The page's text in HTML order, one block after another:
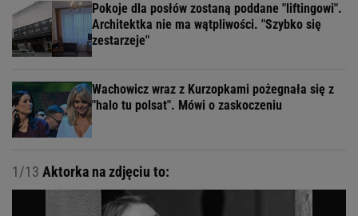
Pokoje dla posłów zostaną poddane "liftingowi".
Architektka nie ma wątpliwości. "Szybko się
zestarzeje"
Wachowicz wraz z Kurzopkami pożegnała się z
"halo tu polsat". Mówi o zaskoczeniu
1/13 Aktorka na zdjęciu to: